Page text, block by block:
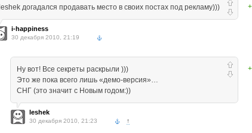
leshek догадался продавать место в своих постах под рекламу)))
i-happiness
30 декабря 2010, 21:19
Ну вот! Все секреты раскрыли )))
Это же пока всего лишь «демо-версия»…
СНГ (это значит с Новым годом:))
leshek
30 декабря 2010, 21:23 ↑